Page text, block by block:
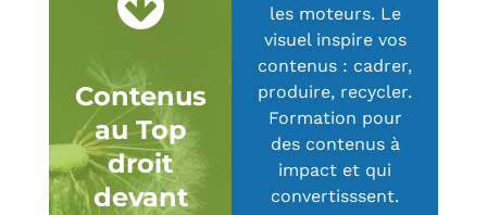
Contenus
au Top
droit
devant
les moteurs. Le
visuel inspire vos
contenus : cadrer,
produire, recycler.
Formation pour
des contenus à
impact et qui
convertisssent.